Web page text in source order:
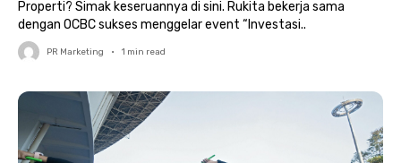
Properti? Simak keseruannya di sini. Rukita bekerja sama
dengan OCBC sukses menggelar event “Investasi..
PR Marketing • 1 min read